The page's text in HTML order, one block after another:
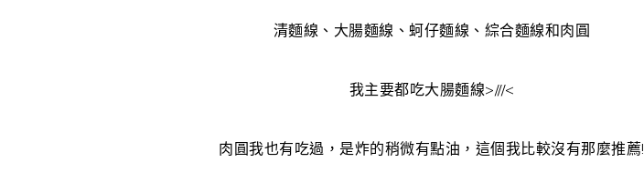
清麵線、大腸麵線、蚵仔麵線、綜合麵線和肉圓
我主要都吃大腸麵線>///<
肉圓我也有吃過，是炸的稍微有點油，這個我比較沒有那麼推薦!